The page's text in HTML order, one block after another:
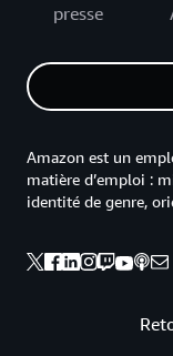
presse
Amazon est un
matière d’emploi :
identité de genre,